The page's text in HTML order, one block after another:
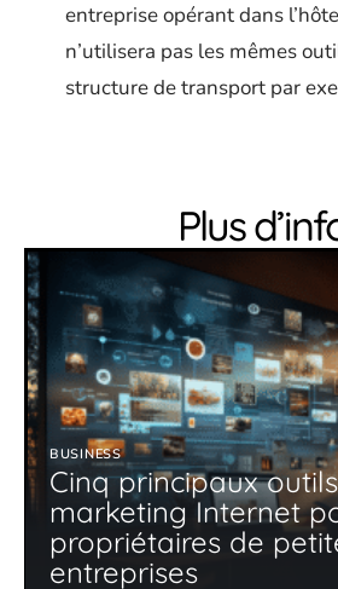
entreprise opérant dans
n’utilisera pas les mêmes
structure de transport par
Plus
BUSINESS
Cinq principaux
marketing Internet
propriétaires de
entreprises